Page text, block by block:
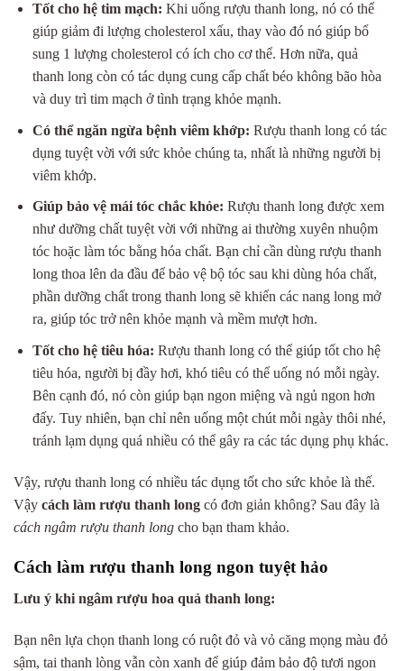
Tốt cho hệ tim mạch: Khi uống rượu thanh long, nó có thể
giúp giảm đi lượng cholesterol xấu, thay vào đó nó giúp bổ
sung 1 lượng cholesterol có ích cho cơ thể. Hơn nữa, quả
thanh long còn có tác dụng cung cấp chất béo không bão hòa
và duy trì tim mạch ở tình trạng khỏe mạnh.
Có thể ngăn ngừa bệnh viêm khớp: Rượu thanh long có tác
dụng tuyệt vời với sức khỏe chúng ta, nhất là những người bị
viêm khớp.
Giúp bảo vệ mái tóc chắc khỏe: Rượu thanh long được xem
như dưỡng chất tuyệt vời với những ai thường xuyên nhuộm
tóc hoặc làm tóc bằng hóa chất. Bạn chỉ cần dùng rượu thanh
long thoa lên da đầu để bảo vệ bộ tóc sau khi dùng hóa chất,
phần dưỡng chất trong thanh long sẽ khiến các nang long mở
ra, giúp tóc trở nên khỏe mạnh và mềm mượt hơn.
Tốt cho hệ tiêu hóa: Rượu thanh long có thể giúp tốt cho hệ
tiêu hóa, người bị đầy hơi, khó tiêu có thể uống nó mỗi ngày.
Bên cạnh đó, nó còn giúp bạn ngon miệng và ngủ ngon hơn
đấy. Tuy nhiên, bạn chỉ nên uống một chút mỗi ngày thôi nhé,
tránh lạm dụng quá nhiều có thể gây ra các tác dụng phụ khác.
Vậy, rượu thanh long có nhiều tác dụng tốt cho sức khỏe là thế.
Vậy cách làm rượu thanh long có đơn giản không? Sau đây là
cách ngâm rượu thanh long cho bạn tham khảo.
Cách làm rượu thanh long ngon tuyệt hảo
Lưu ý khi ngâm rượu hoa quả thanh long:
Bạn nên lựa chọn thanh long có ruột đỏ và vỏ căng mọng màu đỏ
sậm, tai thanh lòng vẫn còn xanh để giúp đảm bảo độ tươi ngon